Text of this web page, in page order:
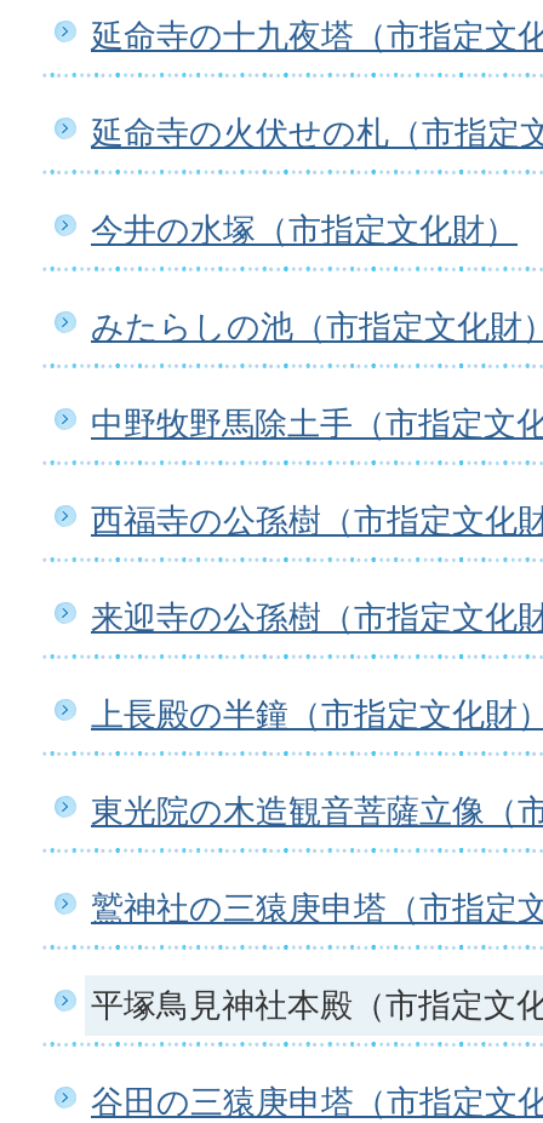
延命寺の十九夜塔（市指定文
延命寺の火伏せの札（市指定
今井の水塚（市指定文化財）
みたらしの池（市指定文化財
中野牧野馬除土手（市指定文
西福寺の公孫樹（市指定文化
来迎寺の公孫樹（市指定文化
上長殿の半鐘（市指定文化財
東光院の木造観音菩薩立像（
鷲神社の三猿庚申塔（市指定
平塚鳥見神社本殿（市指定文
谷田の三猿庚申塔（市指定文